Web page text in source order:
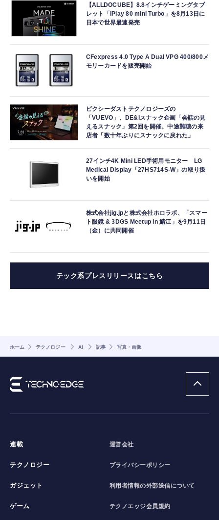
【ALLDOCUBE】8.8インチゲーミングタブ
レット「iPlay 80 mini Turbo」を8月13日に
日本で世界最速発売
CFexpress 4.0 Type A Dual VPG 400/800メ
モリーカードを販売開始
ピクシーダストテクノロジーズの
「VUEVO」、DE&Iスナック企画「会話の見
えるスナック」第2回を開催。中途難聴の来
店者「数十年ぶりにスナックに戻れた」
27インチ4K Mini LED手術用モニター LG
Medical Display「27HS714S-W」の取り扱
いを開始
株式会社jig.jpと株式会社ホロラボ、「スマー
ト眼鏡 & 3DGS Meetup in 鯖江」を9月11日
（金）に共同開催
テック系プレスリリースはこちら
ホーム テクノロジー AI 記事 写真・画像
連載
テクノロジー
ガジェット
ゲーム
運営会社
プライバシーポリシー
利用者情報の外部送信について
テクノエッジ会員規約